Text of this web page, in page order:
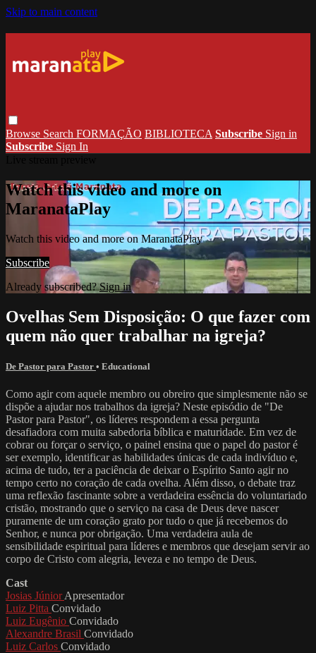
Skip to main content
Browse Search FORMAÇÃO BIBLIOTECA Subscribe Sign in
Subscribe Sign In
Watch this video and more on
MaranataPlay
Watch this video and more on MaranataPlay
Subscribe
Already subscribed?Sign in
Ovelhas Sem Disposição: O que fazer com
quem não quer trabalhar na igreja?
De Pastor para Pastor • Educational
Como agir com aquele membro ou obreiro que simplesmente não se
dispõe a ajudar nos trabalhos da igreja? Neste episódio de "De
Pastor para Pastor", os líderes respondem a essa pergunta
desafiadora com muita sabedoria bíblica e maturidade. Em vez de
cobrar ou forçar o serviço, o painel ensina que o papel do pastor é
ser exemplo, identificar as habilidades únicas de cada indivíduo e,
acima de tudo, ter a paciência de deixar o Espírito Santo agir no
tempo certo no coração de cada ovelha. Além disso, o debate traz
uma reflexão fascinante sobre a verdadeira essência do voluntariado
cristão, mostrando que o serviço na casa de Deus deve nascer
puramente de um coração grato por tudo o que já recebemos do
Senhor, e nunca por obrigação. Uma verdadeira aula de
sensibilidade espiritual para líderes e membros que desejam servir ao
corpo de Cristo com alegria, leveza e no tempo de Deus.
Cast
Josias JúniorApresentador
Luiz Pitta Convidado
Luiz Eugênio Convidado
Alexandre Brasil Convidado
Luiz Carlos Convidado